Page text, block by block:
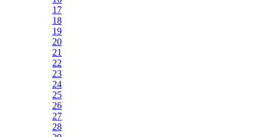
17
18
19
20
21
22
23
24
25
26
27
28